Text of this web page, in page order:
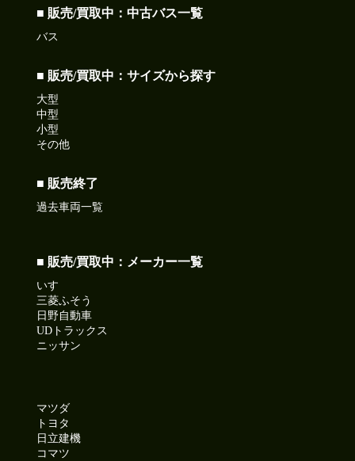
■ 販売/買取中：中古バス一覧
バス
■ 販売/買取中：サイズから探す
大型
中型
小型
その他
■ 販売終了
過去車両一覧
■ 販売/買取中：メーカー一覧
いすゞ
三菱ふそう
日野自動車
UDトラックス
ニッサン
マツダ
トヨタ
日立建機
コマツ